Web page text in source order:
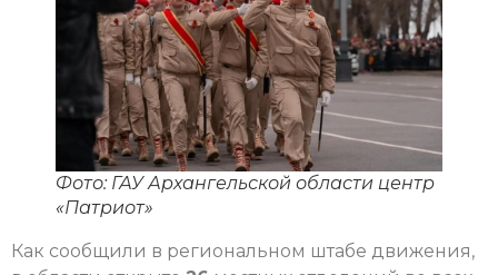
Фото: ГАУ Архангельской области центр
«Патриот»
Как сообщили в региональном штабе движения,